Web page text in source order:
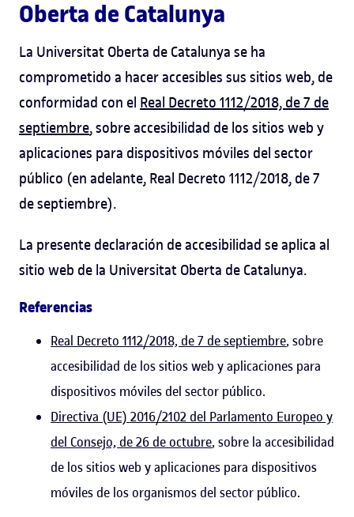
Oberta de Catalunya
La Universitat Oberta de Catalunya se ha
comprometido a hacer accesibles sus sitios web, de
conformidad con el Real Decreto 1112/2018, de 7 de
septiembre, sobre accesibilidad de los sitios web y
aplicaciones para dispositivos móviles del sector
público (en adelante, Real Decreto 1112/2018, de 7
de septiembre).
La presente declaración de accesibilidad se aplica al
sitio web de la Universitat Oberta de Catalunya.
Referencias
Real Decreto 1112/2018, de 7 de septiembre, sobre
accesibilidad de los sitios web y aplicaciones para
dispositivos móviles del sector público.
Directiva (UE) 2016/2102 del Parlamento Europeo y
del Consejo, de 26 de octubre, sobre la accesibilidad
de los sitios web y aplicaciones para dispositivos
móviles de los organismos del sector público.